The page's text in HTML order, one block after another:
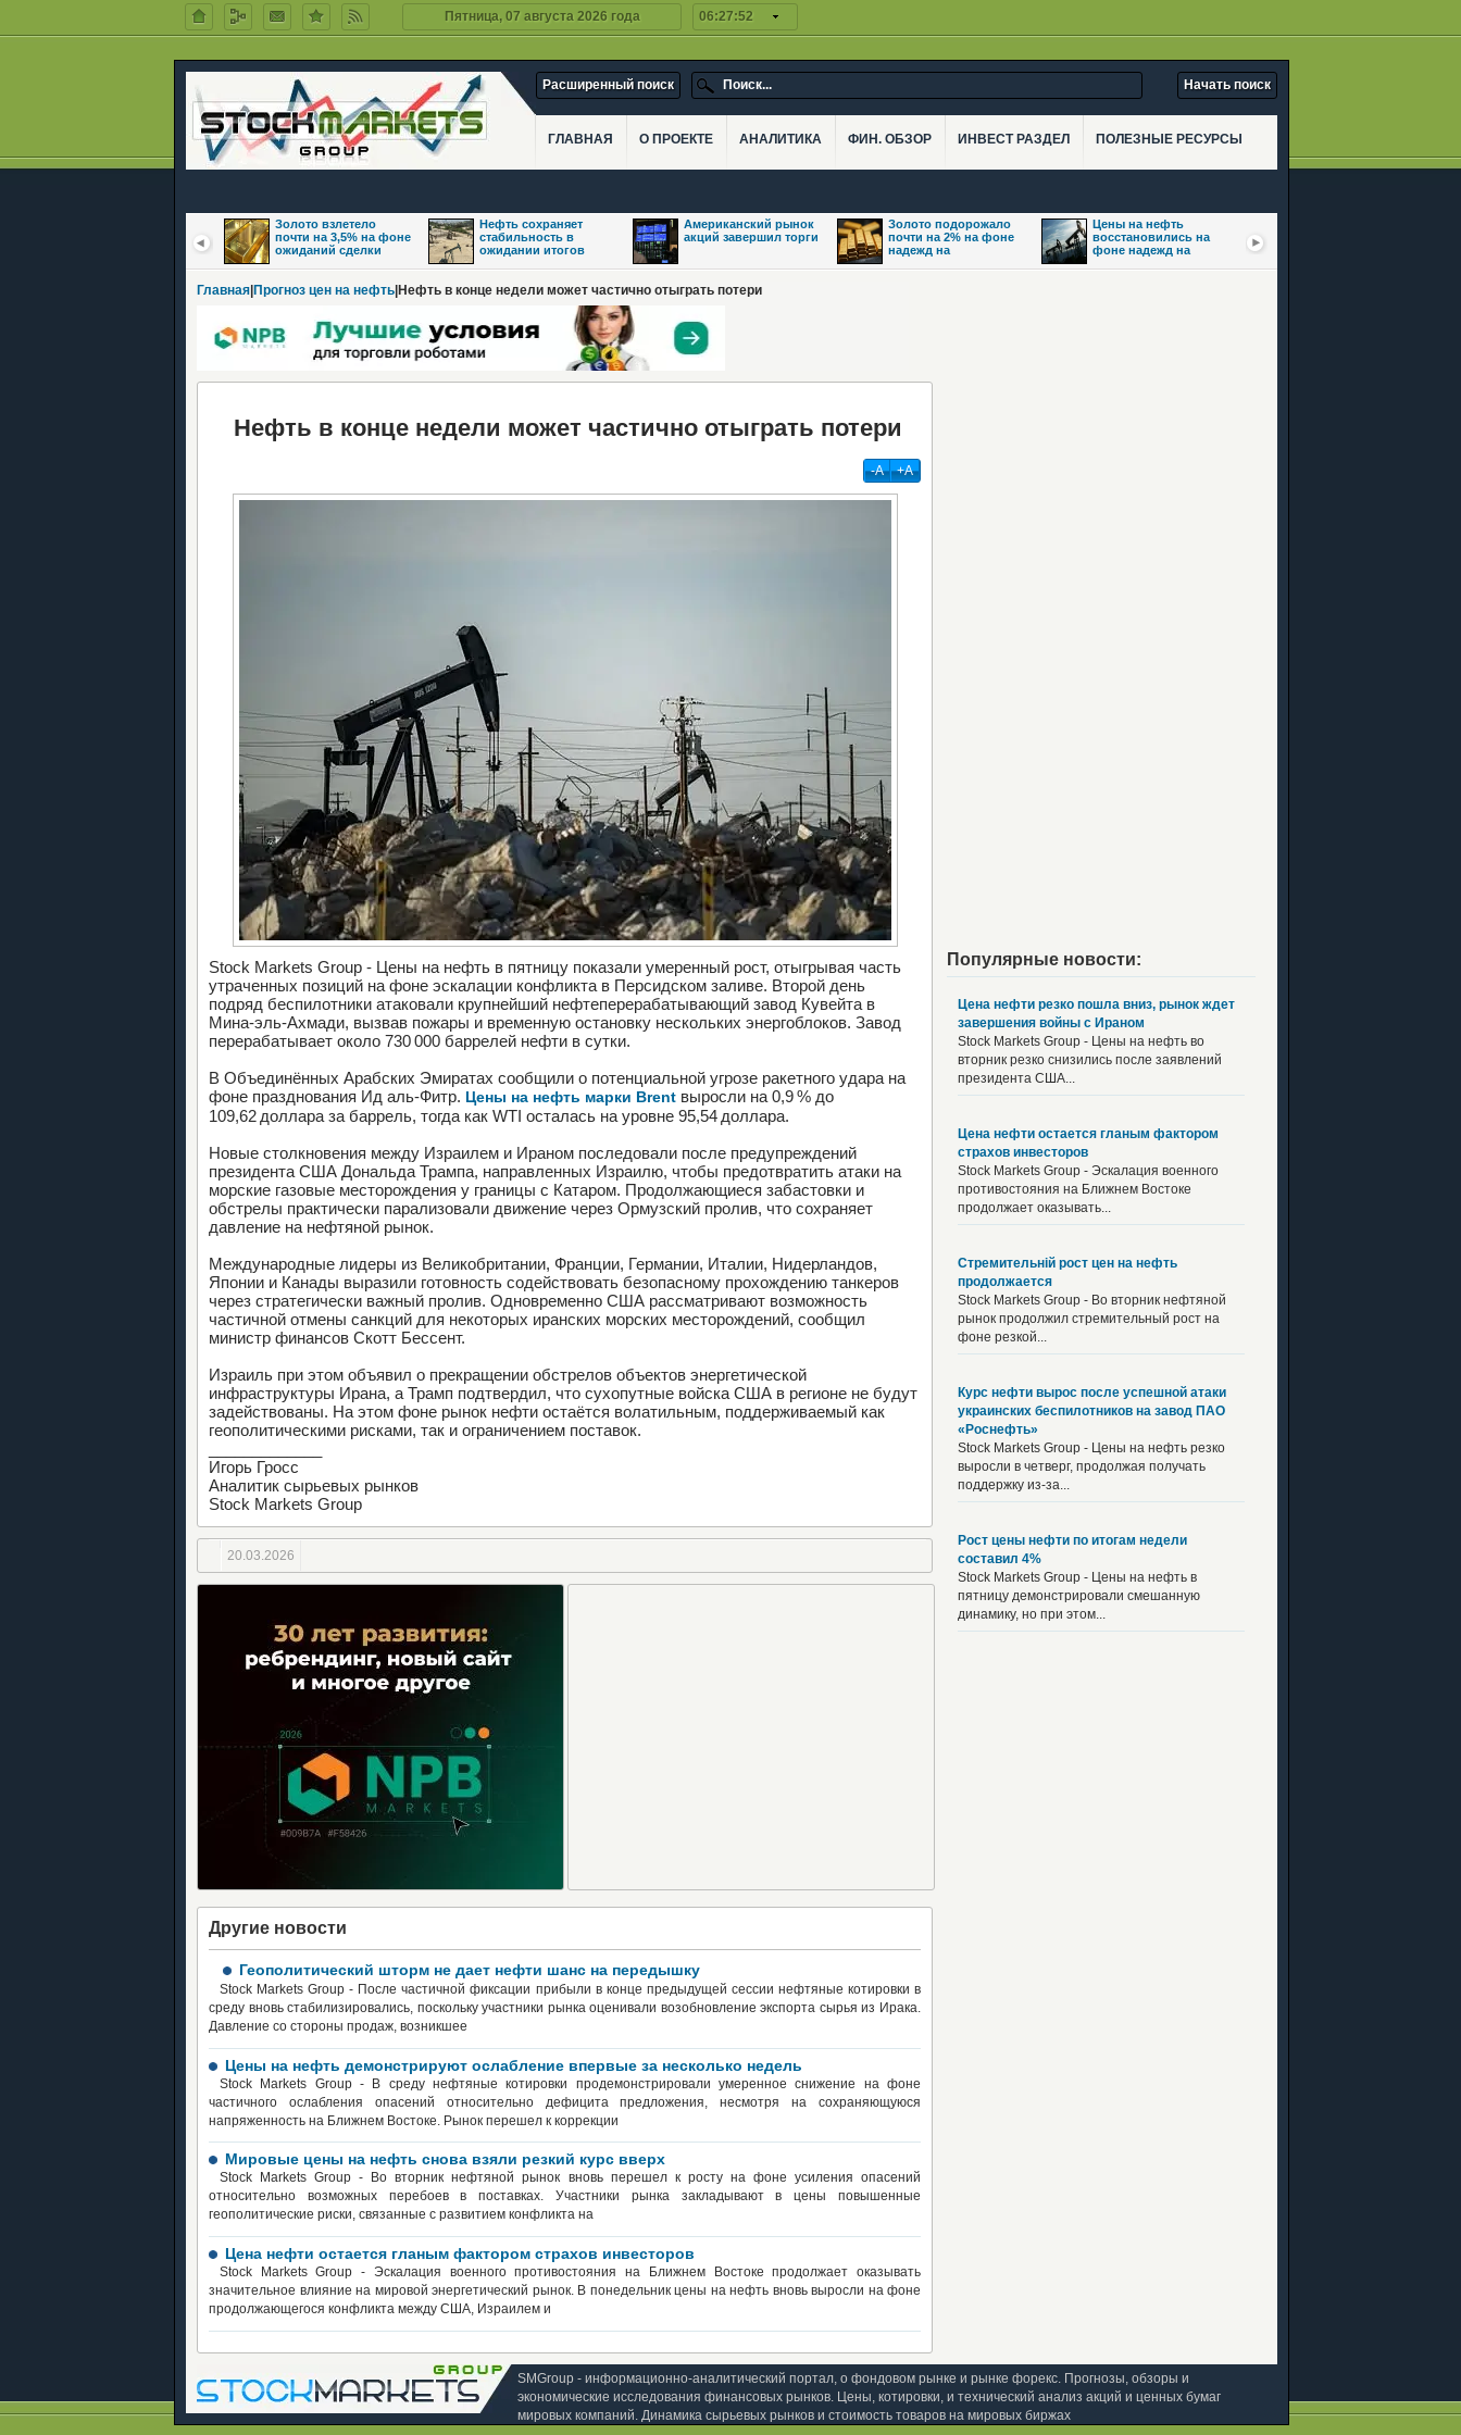
Пятница, 07 августа 2026 года 06:27:52
Расширенный поиск
ГЛАВНАЯ О ПРОЕКТЕ АНАЛИТИКА ФИН. ОБЗОР ИНВЕСТ РАЗДЕЛ ПОЛЕЗНЫЕ РЕСУРСЫ
Золото взлетело
почти на 3,5% на фоне
ожиданий сделки
Нефть сохраняет
стабильность в
ожидании итогов
Американский рынок
акций завершил торги
Золото подорожало
почти на 2% на фоне
надежд на
Цены на нефть
восстановились на
фоне надежд на
Главная Прогноз цен на нефть |Нефть в конце недели может частично отыграть потери
Нефть в конце недели может частично отыграть потери
-А +А
Stock Markets Group - Цены на нефть в пятницу показали умеренный рост, отыгрывая часть
утраченных позиций на фоне эскалации конфликта в Персидском заливе. Второй день
подряд беспилотники атаковали крупнейший нефтеперерабатывающий завод Кувейта в
Мина-эль-Ахмади, вызвав пожары и временную остановку нескольких энергоблоков. Завод
перерабатывает около 730 000 баррелей нефти в сутки.
В Объединённых Арабских Эмиратах сообщили о потенциальной угрозе ракетного удара на
фоне празднования Ид аль-Фитр. Цены на нефть марки Brent выросли на 0,9 % до
109,62 доллара за баррель, тогда как WTI осталась на уровне 95,54 доллара.
Новые столкновения между Израилем и Ираном последовали после предупреждений
президента США Дональда Трампа, направленных Израилю, чтобы предотвратить атаки на
морские газовые месторождения у границы с Катаром. Продолжающиеся забастовки и
обстрелы практически парализовали движение через Ормузский пролив, что сохраняет
давление на нефтяной рынок.
Международные лидеры из Великобритании, Франции, Германии, Италии, Нидерландов,
Японии и Канады выразили готовность содействовать безопасному прохождению танкеров
через стратегически важный пролив. Одновременно США рассматривают возможность
частичной отмены санкций для некоторых иранских морских месторождений, сообщил
министр финансов Скотт Бессент.
Израиль при этом объявил о прекращении обстрелов объектов энергетической
инфраструктуры Ирана, а Трамп подтвердил, что сухопутные войска США в регионе не будут
задействованы. На этом фоне рынок нефти остаётся волатильным, поддерживаемый как
геополитическими рисками, так и ограничением поставок.
Игорь Гросс
Аналитик сырьевых рынков
Stock Markets Group
20.03.2026
Другие новости
Геополитический шторм не дает нефти шанс на передышку
Stock Markets Group - После частичной фиксации прибыли в конце предыдущей сессии нефтяные котировки в
среду вновь стабилизировались, поскольку участники рынка оценивали возобновление экспорта сырья из Ирака.
Давление со стороны продаж, возникшее
Цены на нефть демонстрируют ослабление впервые за несколько недель
Stock Markets Group - В среду нефтяные котировки продемонстрировали умеренное снижение на фоне
частичного ослабления опасений относительно дефицита предложения, несмотря на сохраняющуюся
напряженность на Ближнем Востоке. Рынок перешел к коррекции
Мировые цены на нефть снова взяли резкий курс вверх
Stock Markets Group - Во вторник нефтяной рынок вновь перешел к росту на фоне усиления опасений
относительно возможных перебоев в поставках. Участники рынка закладывают в цены повышенные
геополитические риски, связанные с развитием конфликта на
Цена нефти остается гланым фактором страхов инвесторов
Stock Markets Group - Эскалация военного противостояния на Ближнем Востоке продолжает оказывать
значительное влияние на мировой энергетический рынок. В понедельник цены на нефть вновь выросли на фоне
продолжающегося конфликта между США, Израилем и
Популярные новости:
Цена нефти резко пошла вниз, рынок ждет
завершения войны с Ираном
Stock Markets Group - Цены на нефть во
вторник резко снизились после заявлений
президента США...
Цена нефти остается гланым фактором
страхов инвесторов
Stock Markets Group - Эскалация военного
противостояния на Ближнем Востоке
продолжает оказывать...
Стремительній рост цен на нефть
продолжается
Stock Markets Group - Во вторник нефтяной
рынок продолжил стремительный рост на
фоне резкой...
Курс нефти вырос после успешной атаки
украинских беспилотников на завод ПАО
«Роснефть»
Stock Markets Group - Цены на нефть резко
выросли в четверг, продолжая получать
поддержку из-за...
Рост цены нефти по итогам недели
составил 4%
Stock Markets Group - Цены на нефть в
пятницу демонстрировали смешанную
динамику, но при этом...
SMGroup - информационно-аналитический портал, о фондовом рынке и рынке форекс. Прогнозы, обзоры и
экономические исследования финансовых рынков. Цены, котировки, и технический анализ акций и ценных бумаг
мировых компаний. Динамика сырьевых рынков и стоимость товаров на мировых биржах